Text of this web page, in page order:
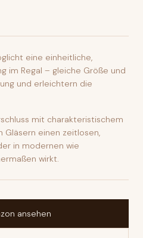
eine einheitliche,
im Regal – gleiche Größe und
und erleichtern die
mit charakteristischem
einen zeitlosen,
in modernen wie
wirkt.
ansehen